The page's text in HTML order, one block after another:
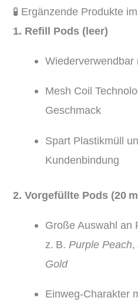
🧪 Ergänzende Produkte
1. Refill Pods (leer)
Mesh Coil
Geschmack
Spart Plastikmüll
Kundenbindung
2. Vorgefüllte Pods (20
Große Auswahl an
z. B. Purple Peach,
Gold
Einweg-Charakter